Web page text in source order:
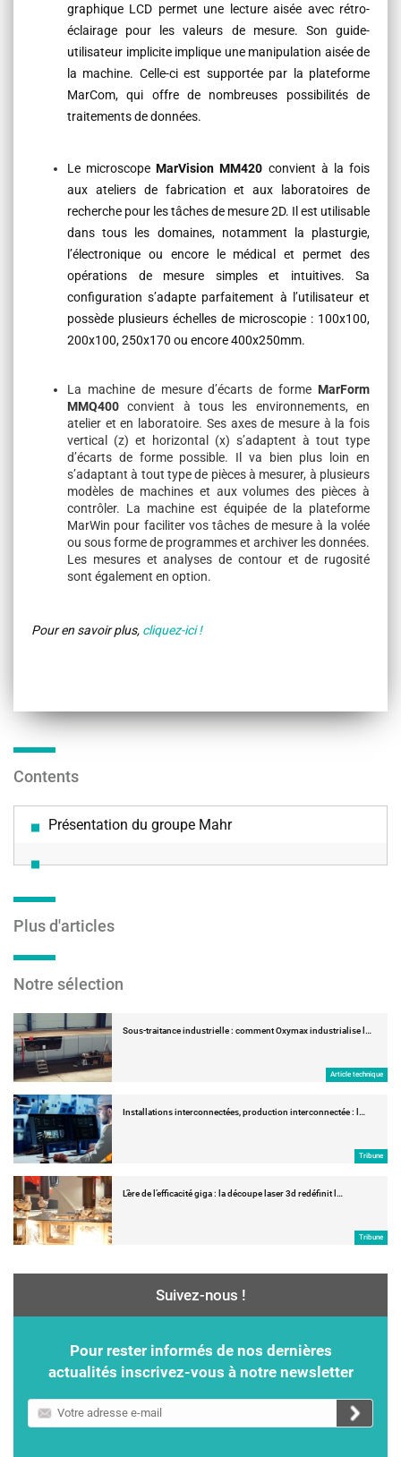
graphique LCD permet une lecture aisée avec rétro-
éclairage pour les valeurs de mesure. Son guide-
utilisateur implicite implique une manipulation aisée de
la machine. Celle-ci est supportée par la plateforme
MarCom, qui offre de nombreuses possibilités de
traitements de données.
Le microscopeMarVision MM420 convient à la fois
aux ateliers de fabrication et aux laboratoires de
recherche pour les tâches de mesure 2D. Il est utilisable
dans tous les domaines, notamment la plasturgie,
l’électronique ou encore le médical et permet des
opérations de mesure simples et intuitives. Sa
configuration s’adapte parfaitement à l’utilisateur et
possède plusieurs échelles de microscopie : 100x100,
200x100, 250x170 ou encore 400x250mm.
La machine de mesure d’écarts de forme MarForm
MMQ400 convient à tous les environnements, en
atelier et en laboratoire. Ses axes de mesure à la fois
vertical (z) et horizontal (x) s’adaptent à tout type
d’écarts de forme possible. Il va bien plus loin en
s’adaptant à tout type de pièces à mesurer, à plusieurs
modèles de machines et aux volumes des pièces à
contrôler. La machine est équipée de la plateforme
MarWin pour faciliter vos tâches de mesure à la volée
ou sous forme de programmes et archiver les données.
Les mesures et analyses de contour et de rugosité
sont également en option.
Pour en savoir plus, cliquez-ici !
Contents
Présentation du groupe Mahr
Plus d'articles
Notre sélection
Sous-traitance industrielle : comment Oxymax industrialise l…
Article technique
Installations interconnectées, production interconnectée : l…
Tribune
L’ère de l’efficacité giga : la découpe laser 3d redéfinit l…
Tribune
Suivez-nous !
Pour rester informés de nos dernières
actualités inscrivez-vous à notre newsletter
Votre
adresse